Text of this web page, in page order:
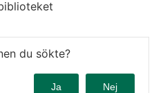
du sökte?
Ja Nej